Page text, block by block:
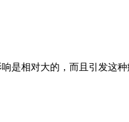
是相对大的，而且引发这